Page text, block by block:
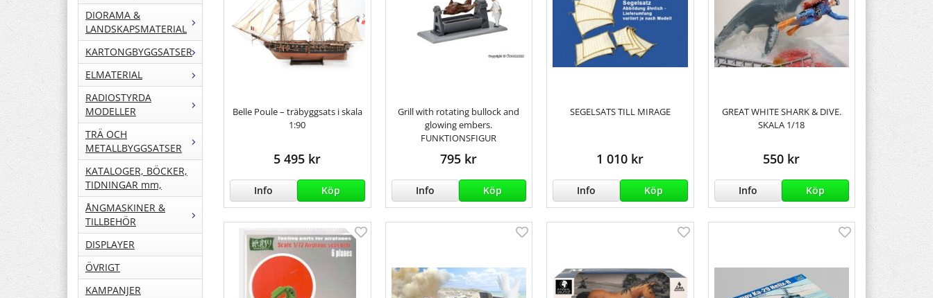
DIORAMA &
LANDSKAPSMATERIAL
KARTONGBYGGSATSER
ELMATERIAL
RADIOSTYRDA
MODELLER
TRÄ OCH
METALLBYGGSATSER
KATALOGER, BÖCKER,
TIDNINGAR mm,
ÅNGMASKINER &
TILLBEHÖR
DISPLAYER
ÖVRIGT
KAMPANJER
Belle Poule – träbyggsats i skala
1:90
5 495 kr
Info Köp
Grill with rotating bullock and
glowing embers.
FUNKTIONSFIGUR
795 kr
Info Köp
SEGELSATS TILL MIRAGE
1 010 kr
Info Köp
GREAT WHITE SHARK & DIVE.
SKALA 1/18
550 kr
Info Köp